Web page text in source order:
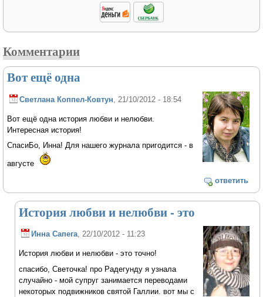
Комментарии
Вот ещё одна
Светлана Коппел-Ковтун , 21/10/2012 - 18:54
Вот ещё одна история любви и нелюбви.
Интересная история!
СпасиБо, Инна! Для нашего журнала пригодится - в
августе
ответить
История любви и нелюбви - это
Инна Сапега, 22/10/2012 - 11:23
История любви и нелюбви - это точно!
спасибо, Светочка! про Радегунду я узнала
случайно - мой супруг занимается переводами
некоторых подвижников святой Галлии. вот мы с